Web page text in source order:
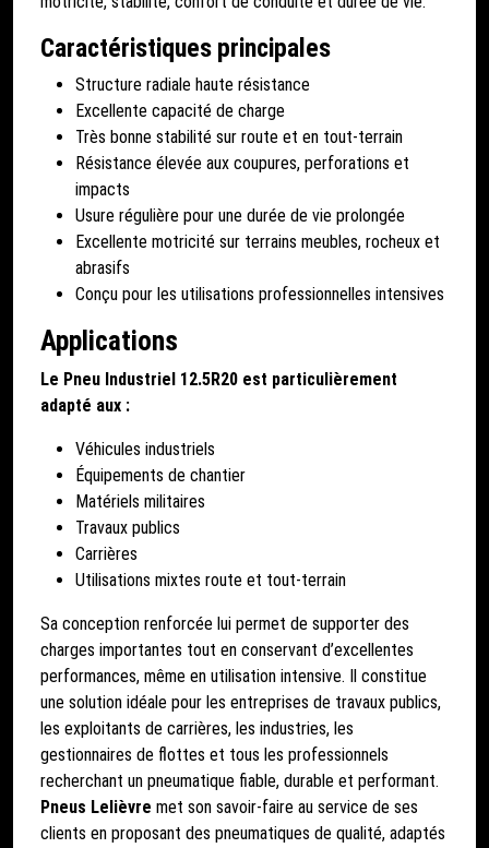
Caractéristiques principales
Structure radiale haute résistance
Excellente capacité de charge
Très bonne stabilité sur route et en tout-terrain
Résistance élevée aux coupures, perforations et
impacts
Usure régulière pour une durée de vie prolongée
Excellente motricité sur terrains meubles, rocheux et
abrasifs
Conçu pour les utilisations professionnelles intensives
Applications
Le Pneu Industriel 12.5R20 est particulièrement
adapté aux :
Véhicules industriels
Équipements de chantier
Matériels militaires
Travaux publics
Carrières
Utilisations mixtes route et tout-terrain
Sa conception renforcée lui permet de supporter des
charges importantes tout en conservant d’excellentes
performances, même en utilisation intensive. Il constitue
une solution idéale pour les entreprises de travaux publics,
les exploitants de carrières, les industries, les
gestionnaires de flottes et tous les professionnels
recherchant un pneumatique fiable, durable et performant.
Pneus Lelièvre met son savoir-faire au service de ses
clients en proposant des pneumatiques de qualité, adaptés